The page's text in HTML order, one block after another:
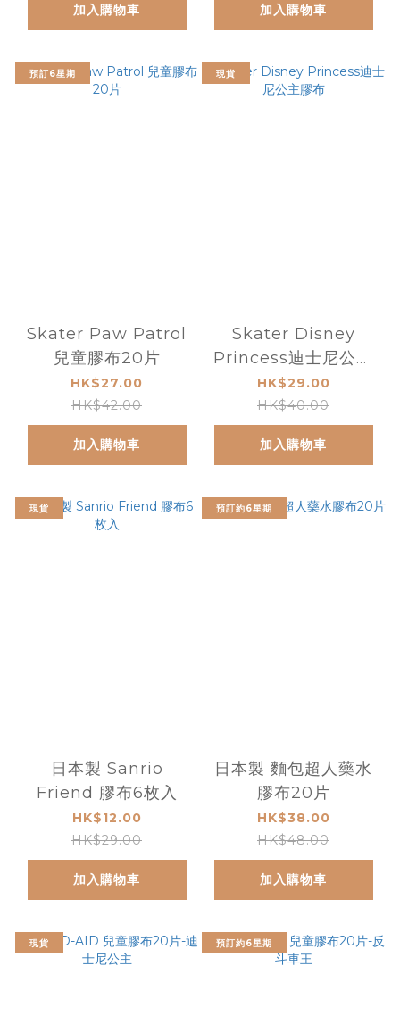
加入購物車 加入購物車
預訂6星期
Skater Paw Patrol
兒童膠布20片
HK$27.00
HK$42.00
加入購物車
現貨
Skater Disney
Princess迪士尼公主
膠布
HK$29.00
HK$40.00
加入購物車
現貨
日本製 Sanrio
Friend 膠布6枚入
HK$12.00
HK$29.00
加入購物車
預訂約6星期
日本製 麵包超人藥水
膠布20片
HK$38.00
HK$48.00
加入購物車
現貨 預訂約6星期